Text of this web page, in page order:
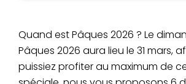
Quand est Pâques 2026 ? Le
Pâques 2026 aura lieu le 31 mars,
puissiez profiter au maximum de